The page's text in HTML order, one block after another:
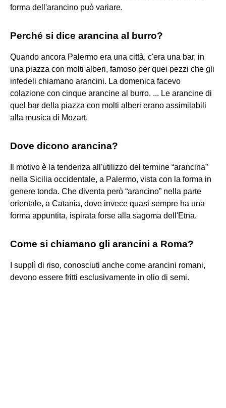
forma dell'arancino può variare.
Perché si dice arancina al burro?
Quando ancora Palermo era una città, c'era una bar, in
una piazza con molti alberi, famoso per quei pezzi che gli
infedeli chiamano arancini. La domenica facevo
colazione con cinque arancine al burro. ... Le arancine di
quel bar della piazza con molti alberi erano assimilabili
alla musica di Mozart.
Dove dicono arancina?
Il motivo è la tendenza all'utilizzo del termine “arancina”
nella Sicilia occidentale, a Palermo, vista con la forma in
genere tonda. Che diventa però “arancino” nella parte
orientale, a Catania, dove invece quasi sempre ha una
forma appuntita, ispirata forse alla sagoma dell'Etna.
Come si chiamano gli arancini a Roma?
I supplì di riso, conosciuti anche come arancini romani,
devono essere fritti esclusivamente in olio di semi.